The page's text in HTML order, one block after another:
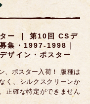
ー ｜ 第10回 CSデ
集・1997-1998｜
ザイン・ポスター
、ポスター入荷！ 版種は
く、シルクスクリーンか
正確な特定ができません